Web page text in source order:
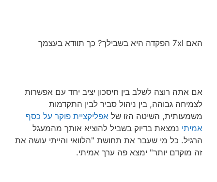
האם 7xl הפקדה היא בשבילך? כך תוודא בעצמך
אם אתה רוצה לשלב בין חיסכון יציב יחד עם אפשרות
לצמיחה גבוהה, בין ניהול סביר לבין התקדמות
משמעותית, השיטה הזו של אפליקציית פוקר על כסף
אמיתי נמצאת בדיוק בשביל להוציא אותך מהמעגל
הרגיל. כל מי שעבר את תחושת "הלוואי והייתי עושה את
זה מוקדם יותר" ימצא פה ערך אמיתי.